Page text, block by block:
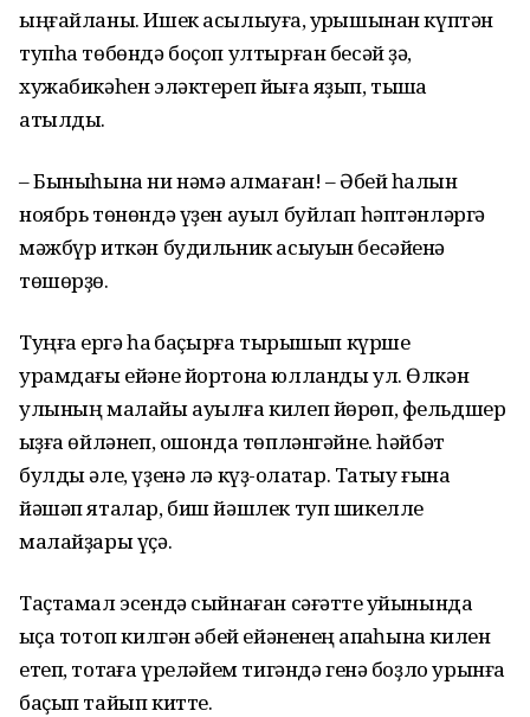
ыңғайланы. Ишек асылыуға, ҡурҡышынан күптән
тупһа төбөндә боҫоп ултырған бесәй ҙә,
хужабикәһен эләктереп йыға яҙып, тышҡа
атылды.
– Быныһына ни нәмә ҡалмаған! – Әбей һалҡын
ноябрь төнөндә үҙен ауыл буйлап һәптәнләргә
мәжбүр иткән будильник асыуын бесәйенә
төшөрҙө.
Туңғаҡ ергә һаҡ баҫырға тырышып күрше
урамдағы ейәне йортона юлланды ул. Өлкән
улының малайы ауылға килеп йөрөп, фельдшер
ҡыҙға өйләнеп, ошонда төпләнгәйне. һәйбәт
булды әле, үҙенә лә күҙ-ҡолаҡтар. Татыу ғына
йәшәп яталар, биш йәшлек туп шикелле
малайҙары үҫә.
Таҫтамал эсендә сыйнаған сәғәтте ҡуйынында
ҡыҫа тотоп килгән әбей ейәненең ҡапҡаһына килен
етеп, тотҡаға үреләйем тигәндә генә боҙло урынға
баҫып тайып китте.